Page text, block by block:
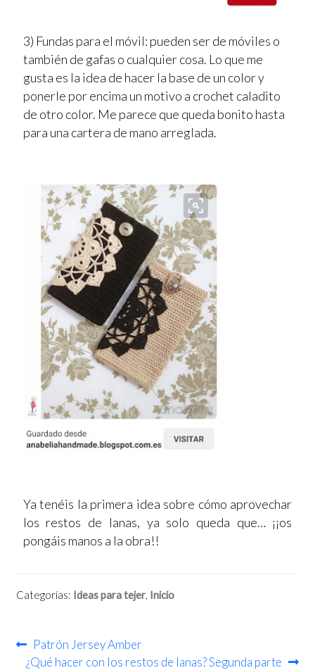
3) Fundas para el móvil: pueden ser de móviles o
también de gafas o cualquier cosa. Lo que me
gusta es la idea de hacer la base de un color y
ponerle por encima un motivo a crochet caladito
de otro color. Me parece que queda bonito hasta
para una cartera de mano arreglada.
Ya tenéis la primera idea sobre cómo aprovechar
los restos de lanas, ya solo queda que… ¡¡os
pongáis manos a la obra!!
Categorías: Ideas para tejer, Inicio
Patrón Jersey Amber
¿Qué hacer con los restos de lanas? Segunda parte